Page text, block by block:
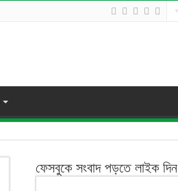
ফেসবুকে সংবাদ পড়তে লাইক দিন